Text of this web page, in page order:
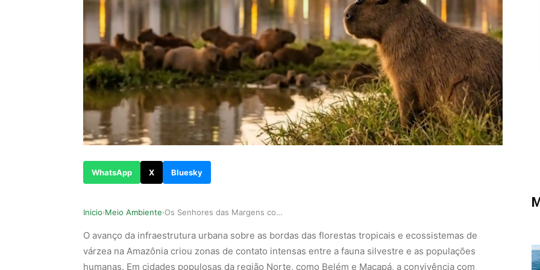
WhatsApp X Bluesky
Inicio›Meio Ambiente› Os Senhores das Margens como a capivara organiz…
O avanço da infraestrutura urbana sobre as bordas das florestas tropicais e ecossistemas de
várzea na Amazônia criou zonas de contato intensas entre a fauna silvestre e as populações
humanas. Em cidades populosas da região Norte, como Belém e Macapá, a convivência com